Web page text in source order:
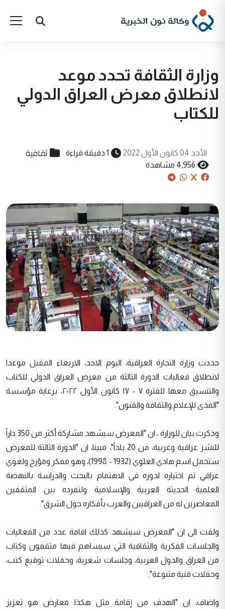
وزارة الثقافة تحدد موعد
لانطلاق معرض العراق الدولي
للكتاب
الأحد 04 كانون الأول 2022 1 دقيقة قراءة ثقافية
4,956 مشاهدة
حددت وزارة التجارة العراقية، اليوم الاحد، الاربعاء المقبل موعدا
لانطلاق فعاليات الدورة الثالثة من معرض العراق الدولي للكتاب
والتنسيق معها للفترة ٧ - ١٧ كانون الأول ٢٠٢٢، برعاية مؤسسة
"المدى للإعلام والثقافة والفنون".
وذكرت بيان للوزارة ، ان "المعرض سيشهد مشاركة أكثر من 350 داراً
للنشر عراقية وعربية، من 20 بلداً"، مبينا، ان "الدورة الثالثة للمعرض
ستحمل اسم هادي العلوي (1932 - 1998)، وهو مفكر ومؤرخ ولغوي
عراقي تم اختياره لدوره في الاهتمام بالبحث والدراسة بالنهضة
العلمية الحديثة العربية والإسلامية ولتفرده بين المثقفين
المعاصرين له من العراقيين والعرب بأفكاره حول الشرق".
ولفت الى ان "المعرض سيشهد كذلك اقامة عدد من الفعاليات
والجلسات الفكرية والثقافية التي سيساهم فيها مثقفون وكتاب
من العراق والدول العربية، وجلسات شعرية، وحفلات توقيع كتب،
وحفلات فنية متنوعة".
واضاف، ان "الهدف من إقامة مثل هكذا معارض هو تعزيز